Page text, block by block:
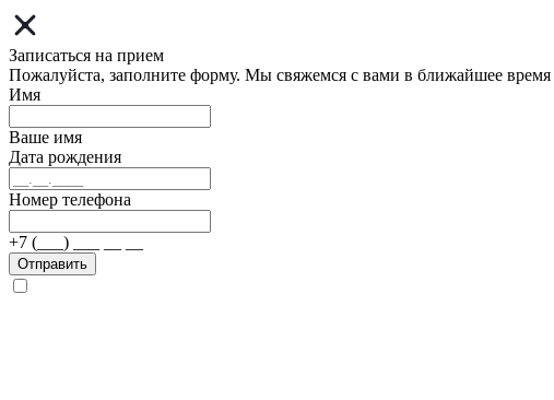
Записаться на прием
Пожалуйста, заполните форму. Мы свяжемся с вами в ближайшее время
Имя
Ваше имя
Дата рождения
Номер телефона
+7 (___) ___ __ __
Отправить